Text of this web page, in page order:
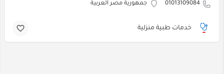
01013109084 جمهورية مصر العربية
خدمات طبية منزلية